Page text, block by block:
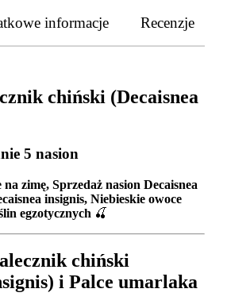
informacje Recenzje
chiński (Decaisnea
5 nasion
zimę, Sprzedaż nasion Decaisnea
insignis, Niebieskie owoce
egzotycznych 🍒
chiński
i Palce umarlaka